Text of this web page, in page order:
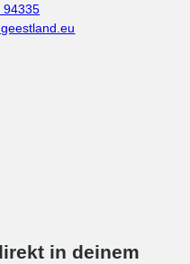
94335
in deinem